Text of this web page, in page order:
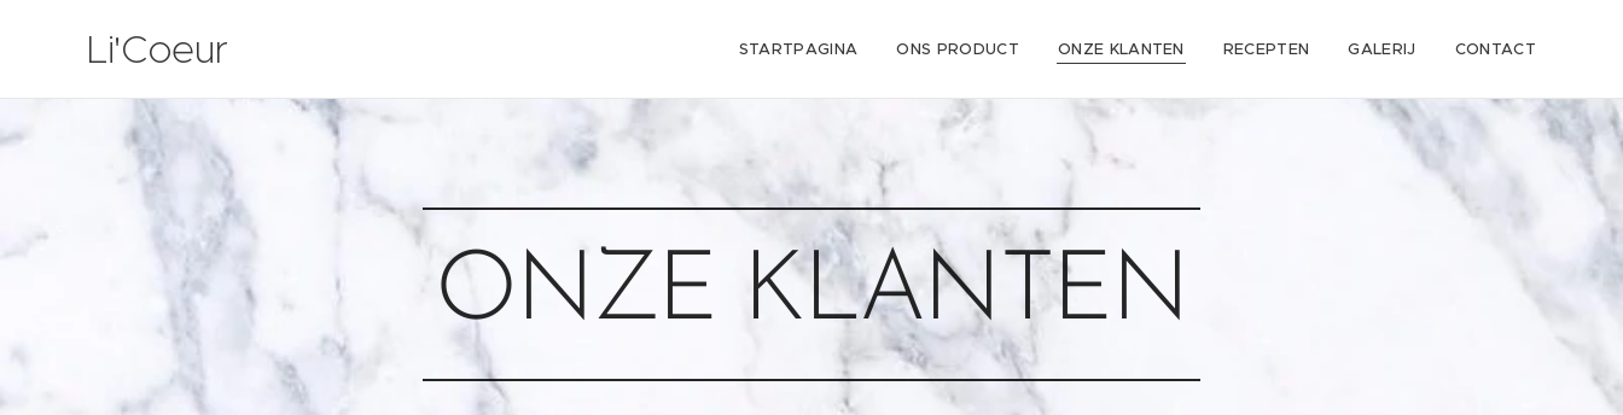
Li'Coeur STARTPAGINA ONS PRODUCT ONZE KLANTEN RECEPTEN GALERIJ CONTACT
ONZE KLANTEN